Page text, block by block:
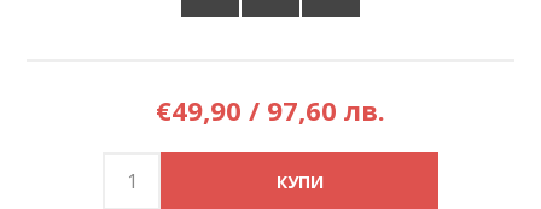
€49,90 / 97,60 лв.